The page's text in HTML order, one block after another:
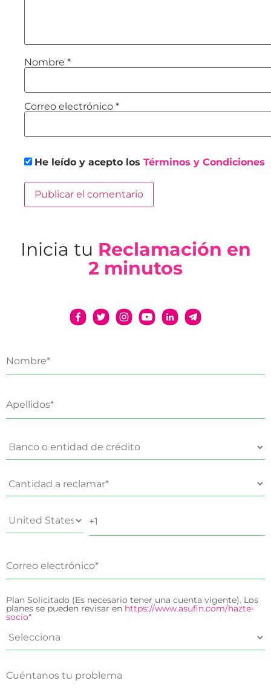
Nombre *
Correo electrónico *
He leído y acepto los Términos y Condiciones
Inicia tu Reclamación en
2 minutos
Plan Solicitado (Es necesario tener una cuenta vigente). Los
planes se pueden revisar en https://www.asufin.com/hazte-
socio*